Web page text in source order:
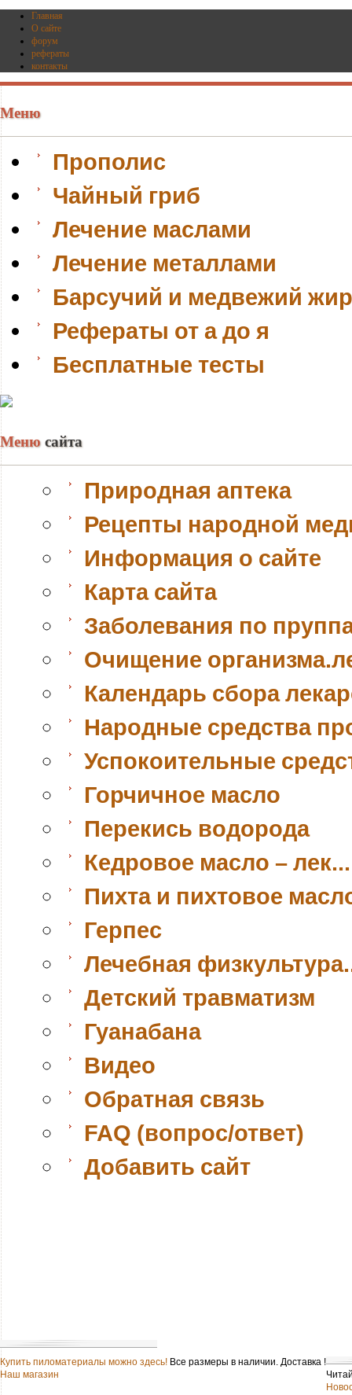
Главная
О сайте
форум
рефераты
контакты
Меню
Прополис
Чайный гриб
Лечение маслами
Лечение металлами
Барсучий и медвежий жир
Рефераты от а до я
Бесплатные тесты
Меню сайта
Природная аптека
Рецепты народной
Информация о сайте
Карта сайта
Заболевания по
Очищение
Календарь сбора
Народные средства
Успокоительные
Горчичное масло
Перекись водорода
Кедровое масло – лек...
Пихта и пихтовое
Герпес
Лечебная
Детский травматизм
Гуанабана
Видео
Обратная связь
FAQ (вопрос/ответ)
Добавить сайт
Купить пиломатериалы можно здесь! Все размеры в наличии. Доставка !
Наш магазин